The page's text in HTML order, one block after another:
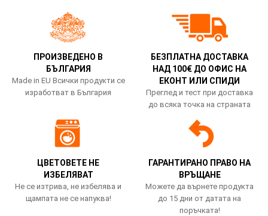
ПРОИЗВЕДЕНО В
БЪЛГАРИЯ
Made in EU Всички продукти се
изработват в България
БЕЗПЛАТНА ДОСТАВКА
НАД 100€ ДО ОФИС НА
ЕКОНТ ИЛИ СПИДИ
Преглед и тест при доставка
до всяка точка на страната
ЦВЕТОВЕТЕ НЕ
ИЗБЕЛЯВАТ
Не се изтрива, не избелява и
щампата не се напуква!
ГАРАНТИРАНО ПРАВО НА
ВРЪЩАНЕ
Можете да върнете продукта
до 15 дни от датата на
поръчката!